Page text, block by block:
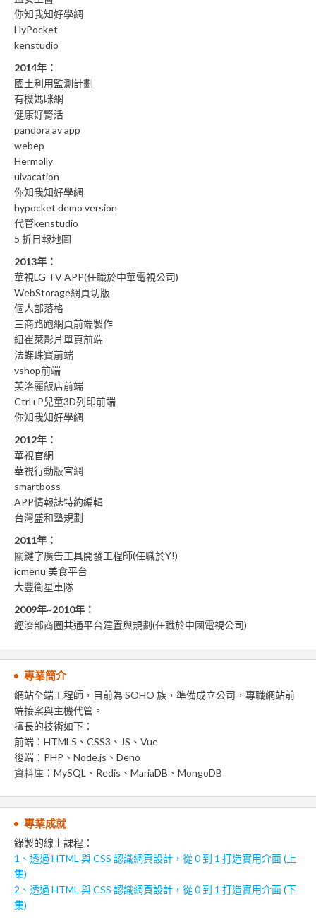
你知我知好學網
HyPocket
kenstudio
2014年：
國土利用監測計劃
有機媽咪網
健康好腎活
pandora av app
webep
Hermolly
uivacation
你知我知好學網
hypocket demo version
代管kenstudio
5 折日報地圖
2013年：
華視LG TV APP(任職於中華電視公司)
WebStorage網頁切版
個人部落格
三商路跑網頁前端製作
紐崔萊影片單頁前端
法蝶珠寶前端
vshop前端
芙洛麗飯店前端
Ctrl+P兒童3D列印前端
你知我知好學網
2012年：
華視官網
華視行動版官網
smartboss
APP情報誌特約編輯
台灣盛和塾規劃
2011年：
關鍵字廣告工具開發工程師(任職於Y!)
icmenu 美食平台
大豐衛星車隊
2009年~2010年：
經濟部商圈共通平台建置與規劃(任職於中國電視公司)
專業簡介
網站全端工程師，目前為 SOHO 族，準備成立公司，專職網站前
端接案與主機代管。
擅長的技術如下：
前端：HTML5、CSS3、JS、Vue
後端：PHP、Node.js、Deno
資料庫：MySQL、Redis、MariaDB、MongoDB
專業成就
錄製的線上課程：
1、透過 HTML 與 CSS 認識網頁設計，從 0 到 1 打造實用介面 (上
集)
2、透過 HTML 與 CSS 認識網頁設計，從 0 到 1 打造實用介面 (下
集)